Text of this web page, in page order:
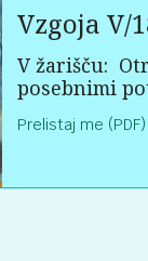
Vzgoja V/
V žarišču:
posebnimi
Prelistaj me (PDF)